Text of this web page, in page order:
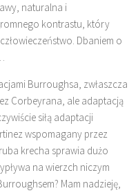
naturalna i
kontrastu, który
Dbaniem o
Burroughsa, zwłaszcza
Corbeyrana, ale adaptacją
siłą adaptacji
wspomagany przez
krecha sprawia dużo
na wierzch niczym
Mam nadzieję,